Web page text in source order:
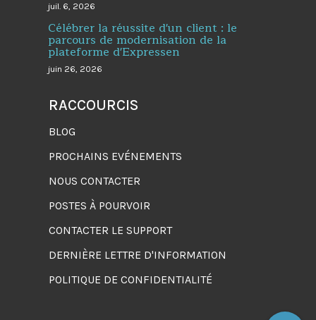
juil. 6, 2026
Célébrer la réussite d'un client : le
parcours de modernisation de la
plateforme d'Expressen
juin 26, 2026
RACCOURCIS
BLOG
PROCHAINS EVÉNEMENTS
NOUS CONTACTER
POSTES À POURVOIR
CONTACTER LE SUPPORT
DERNIÈRE LETTRE D'INFORMATION
POLITIQUE DE CONFIDENTIALITÉ